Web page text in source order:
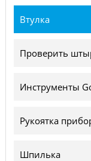
Втулка
Проверить
Инструменты
Рукоятка
Шпилька